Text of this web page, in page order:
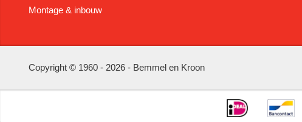
Montage & inbouw
Copyright © 1960 - 2026 - Bemmel en Kroon